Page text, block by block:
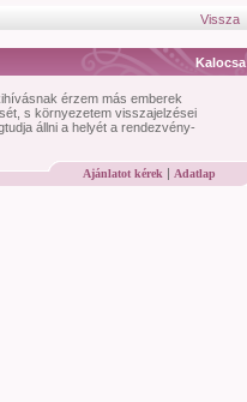
Vissza
Kalocsa
érzem más emberek
s környezetem visszajelzései
állni a helyét a rendezvény-
Ajánlatot kérek | Adatlap